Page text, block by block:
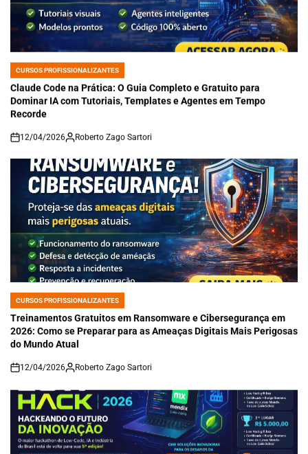
POSTED
IN
CURSOS PROFISSIONALIZANTES
Claude Code na Prática: O Guia Completo e Gratuito para
Dominar IA com Tutoriais, Templates e Agentes em Tempo
Recorde
on
12/04/2026 Roberto Zago Sartori
POSTED
CURSOS PROFISSIONALIZANTES
Treinamentos Gratuitos em Ransomware e Cibersegurança em
2026: Como se Preparar para as Ameaças Digitais Mais Perigosas
do Mundo Atual
on
12/04/2026 Roberto Zago Sartori